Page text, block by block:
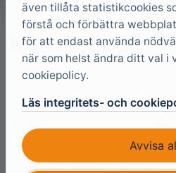
Kom igång
minuter och börja konfigurera
befintligt konto för att öppna
Vill du köra FoxIDs själv? Se
även tillåta statistikcookies
förstå och förbättra
för att endast använda
när som helst ändra ditt val i
cookiepolicy.
Läs integritets- och
Avvisa